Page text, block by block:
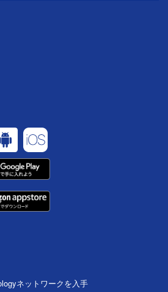
ネットワークを入手